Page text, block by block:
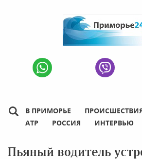
В ПРИМОРЬЕ
АТР
РОССИЯ ИНТЕРВЬЮ
Пьяный водитель